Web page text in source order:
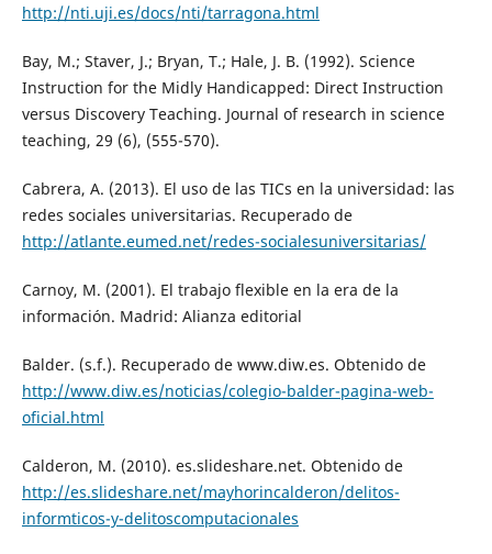
http://nti.uji.es/docs/nti/tarragona.html
Bay, M.; Staver, J.; Bryan, T.; Hale, J. B. (1992). Science
Instruction for the Midly Handicapped: Direct Instruction
versus Discovery Teaching. Journal of research in science
teaching, 29 (6), (555-570).
Cabrera, A. (2013). El uso de las TICs en la universidad: las
redes sociales universitarias. Recuperado de
http://atlante.eumed.net/redes-socialesuniversitarias/
Carnoy, M. (2001). El trabajo flexible en la era de la
información. Madrid: Alianza editorial
Balder. (s.f.). Recuperado de www.diw.es. Obtenido de
http://www.diw.es/noticias/colegio-balder-pagina-web-
oficial.html
Calderon, M. (2010). es.slideshare.net. Obtenido de
http://es.slideshare.net/mayhorincalderon/delitos-
informticos-y-delitoscomputacionales